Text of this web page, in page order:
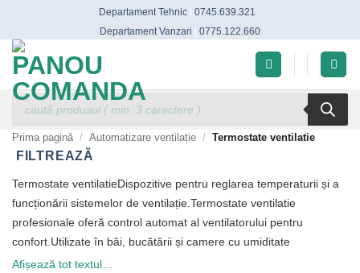
content
Departament Tehnic| 0745.639.321
Departament Vanzari
0775.122.660
Products
search
Prima pagină / Automatizare ventilație / Termostate ventilatie
FILTREAZĂ
Termostate ventilatieDispozitive pentru reglarea temperaturii și a
funcționării sistemelor de ventilație.Termostate ventilatie
profesionale oferă control automat al ventilatorului pentru
confort.Utilizate în băi, bucătării și camere cu umiditate
ridicată.Selectați termostate ventilatie pentru a activa ventilația
Afișează tot textul…